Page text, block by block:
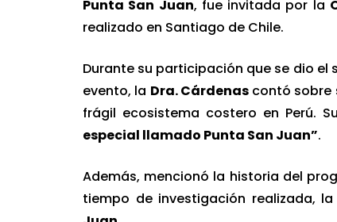
Punta San Juan, fue invitada por la
realizado en Santiago de Chile.
Durante su participación que se dio el
evento, la Dra. Cárdenascontó sobre
frágil ecosistema costero en Perú.
especial llamado Punta San Juan”.
Además, mencionó la historia del
tiempo de investigación realizada,